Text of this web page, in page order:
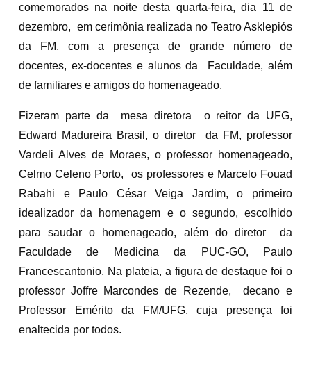
comemorados na noite desta quarta-feira, dia 11 de
dezembro, em cerimônia realizada no Teatro Asklepiós
da FM, com a presença de grande número de
docentes, ex-docentes e alunos da Faculdade, além
de familiares e amigos do homenageado.
Fizeram parte da mesa diretora o reitor da UFG,
Edward Madureira Brasil, o diretor da FM, professor
Vardeli Alves de Moraes, o professor homenageado,
Celmo Celeno Porto, os professores e Marcelo Fouad
Rabahi e Paulo César Veiga Jardim, o primeiro
idealizador da homenagem e o segundo, escolhido
para saudar o homenageado, além do diretor da
Faculdade de Medicina da PUC-GO, Paulo
Francescantonio. Na plateia, a figura de destaque foi o
professor Joffre Marcondes de Rezende, decano e
Professor Emérito da FM/UFG, cuja presença foi
enaltecida por todos.